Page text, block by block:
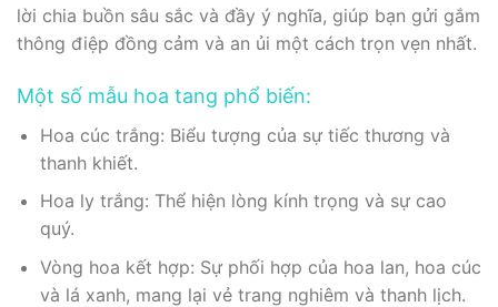
lời chia buồn sâu sắc và đầy ý nghĩa, giúp bạn gửi gắm
thông điệp đồng cảm và an ủi một cách trọn vẹn nhất.
Một số mẫu hoa tang phổ biến:
Hoa cúc trắng: Biểu tượng của sự tiếc thương và
thanh khiết.
Hoa ly trắng: Thể hiện lòng kính trọng và sự cao
quý.
Vòng hoa kết hợp: Sự phối hợp của hoa lan, hoa cúc
và lá xanh, mang lại vẻ trang nghiêm và thanh lịch.